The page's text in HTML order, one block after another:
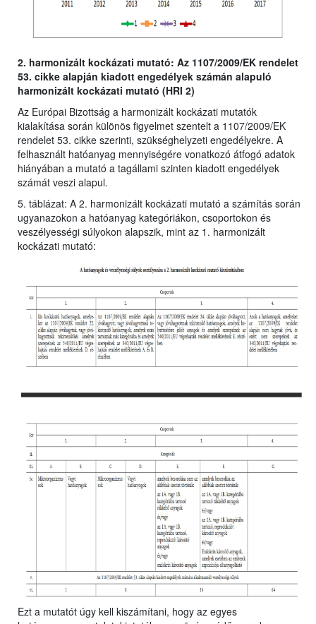
2. harmonizált kockázati mutató: Az 1107/2009/EK rendelet
53. cikke alapján kiadott engedélyek számán alapuló
harmonizált kockázati mutató (HRI 2)
Az Európai Bizottság a harmonizált kockázati mutatók
kialakítása során különös figyelmet szentelt a 1107/2009/EK
rendelet 53. cikke szerinti, szükséghelyzeti engedélyekre. A
felhasznált hatóanyag mennyiségére vonatkozó átfogó adatok
hiányában a mutató a tagállami szinten kiadott engedélyek
számát veszi alapul.
5. táblázat: A 2. harmonizált kockázati mutató a számítás során
ugyanazokon a hatóanyag kategóriákon, csoportokon és
veszélyességi súlyokon alapszik, mint az 1. harmonizált
kockázati mutató:
Ezt a mutatót úgy kell kiszámítani, hogy az egyes